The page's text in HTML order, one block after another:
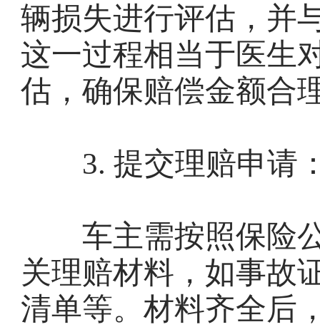
辆损失进行评估，并
这一过程相当于医生
估，确保赔偿金额合
3. 提交理赔申请：
车主需按照保险公
关理赔材料，如事故
清单等。材料齐全后